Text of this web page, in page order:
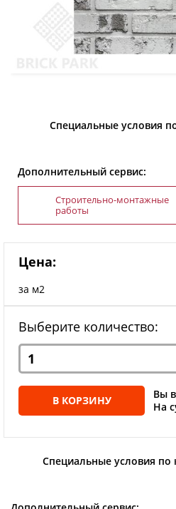
Специальные условия
Дополнительный сервис:
Строительно-монтажные
работы
Цена:
за м2
Выберите количество:
В КОРЗИНУ
Вы
На
Специальные условия по